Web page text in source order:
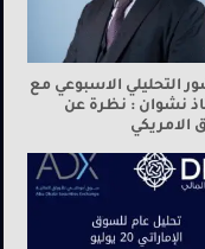
التحليلي الاسبوعي مع
نشوان : نظرة عن
الامريكي